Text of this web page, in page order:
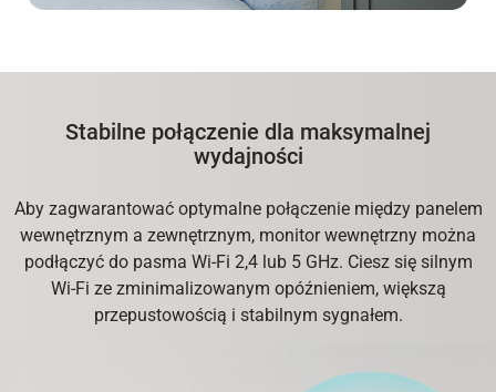
Stabilne połączenie dla maksymalnej
wydajności
Aby zagwarantować optymalne połączenie między panelem
wewnętrznym a zewnętrznym, monitor wewnętrzny można
podłączyć do pasma Wi-Fi 2,4 lub 5 GHz. Ciesz się silnym
Wi-Fi ze zminimalizowanym opóźnieniem, większą
przepustowością i stabilnym sygnałem.